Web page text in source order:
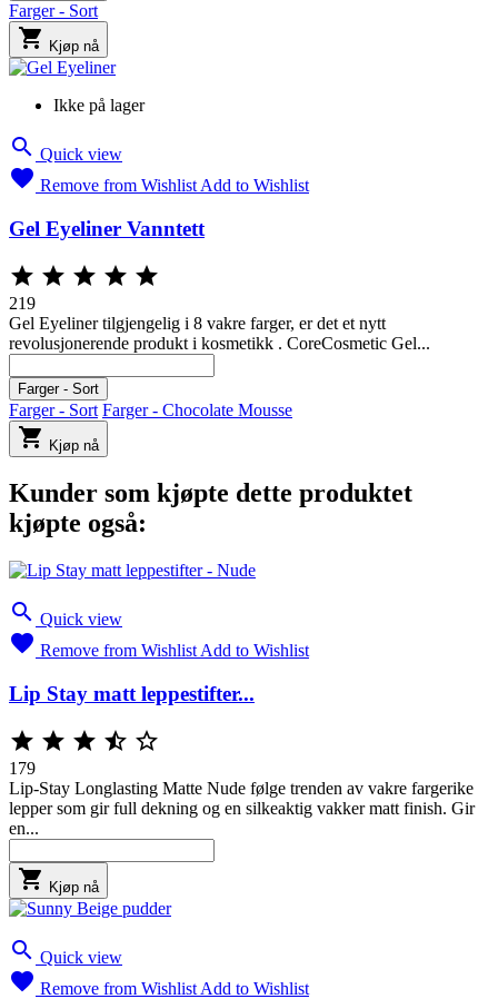
Farger - Sort
 Kjøp nå
Ikke på lager
 Quick view
 Remove from Wishlist Add to Wishlist
Gel Eyeliner Vanntett
    
219
Gel Eyeliner tilgjengelig i 8 vakre farger, er det et nytt
revolusjonerende produkt i kosmetikk . CoreCosmetic Gel...
Mousse
Farger - Sort
Farger - Sort Farger - Chocolate Mousse
 Kjøp nå
Kunder som kjøpte dette produktet
kjøpte også:
 Quick view
 Remove from Wishlist Add to Wishlist
Lip Stay matt leppestifter...
    
179
Lip-Stay Longlasting Matte Nude følge trenden av vakre fargerike
lepper som gir full dekning og en silkeaktig vakker matt finish. Gir
en...
 Kjøp nå
 Quick view
 Remove from Wishlist Add to Wishlist